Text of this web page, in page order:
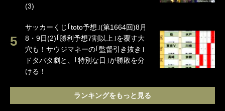
(3)
サッカーくじ｢toto予想｣(第1664回)8月
8・9日(2)｢勝利予想7割以上｣を覆す大
穴も！サウジマネーの｢監督引き抜き｣
ドタバタ劇と、｢特別な日｣が勝敗を分
ける！
ランキングをもっと見る